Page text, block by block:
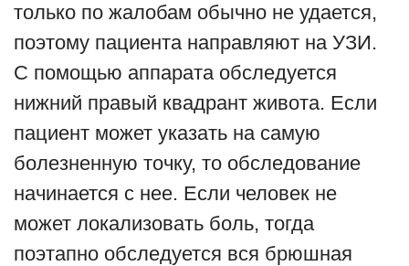
только по жалобам обычно не удается,
поэтому пациента направляют на УЗИ.
С помощью аппарата обследуется
нижний правый квадрант живота. Если
пациент может указать на самую
болезненную точку, то обследование
начинается с нее. Если человек не
может локализовать боль, тогда
поэтапно обследуется вся брюшная